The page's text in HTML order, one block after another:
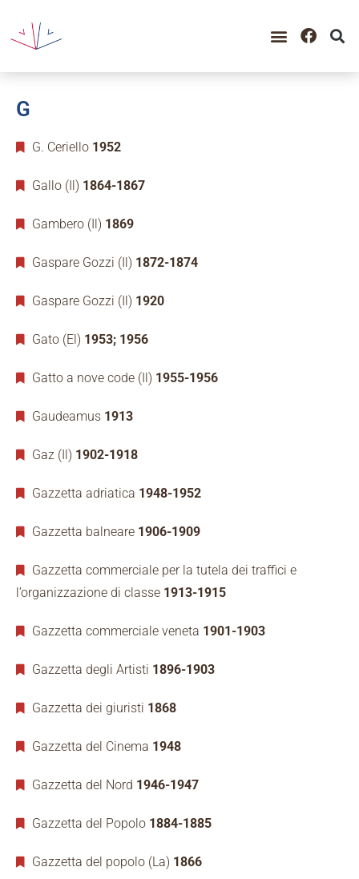
G
G. Ceriello 1952
Gallo (Il) 1864-1867
Gambero (Il) 1869
Gaspare Gozzi (Il) 1872-1874
Gaspare Gozzi (Il) 1920
Gato (El) 1953; 1956
Gatto a nove code (Il) 1955-1956
Gaudeamus 1913
Gaz (Il) 1902-1918
Gazzetta adriatica 1948-1952
Gazzetta balneare 1906-1909
Gazzetta commerciale per la tutela dei traffici e
l’organizzazione di classe 1913-1915
Gazzetta commerciale veneta 1901-1903
Gazzetta degli Artisti 1896-1903
Gazzetta dei giuristi 1868
Gazzetta del Cinema 1948
Gazzetta del Nord 1946-1947
Gazzetta del Popolo 1884-1885
Gazzetta del popolo (La) 1866